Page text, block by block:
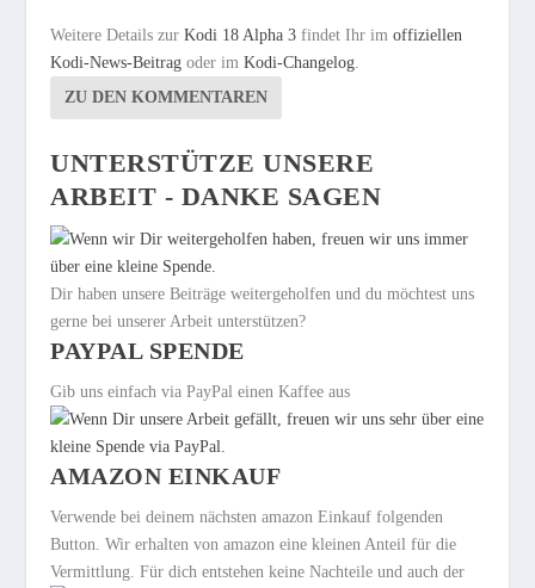
Weitere Details zurKodi 18 Alpha 3 findet Ihr imoffiziellen
Kodi-News-Beitrag oder imKodi-Changelog
ZU DEN KOMMENTAREN
UNTERSTÜTZE UNSERE
ARBEIT - DANKE SAGEN
Dir haben unsere Beiträge weitergeholfen und du möchtest uns
gerne bei unserer Arbeit unterstützen?
PAYPAL SPENDE
Gib uns einfach via PayPal einen Kaffee aus
AMAZON EINKAUF
Verwende bei deinem nächsten amazon Einkauf folgenden
Button. Wir erhalten von amazon eine kleinen Anteil für die
Vermittlung. Für dich entstehen keine Nachteile und auch der